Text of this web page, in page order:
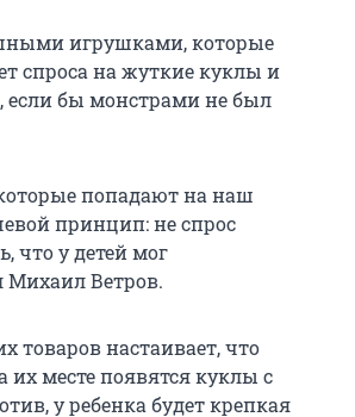
игрушками, которые
спроса на жуткие куклы и
если бы монстрами не был
попадают на наш
принцип: не спрос
что у детей мог
Михаил Ветров.
товаров настаивает, что
их месте появятся куклы с
у ребенка будет крепкая